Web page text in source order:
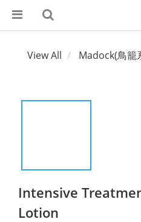
View All Madock(鳥籠
Intensive
Lotion